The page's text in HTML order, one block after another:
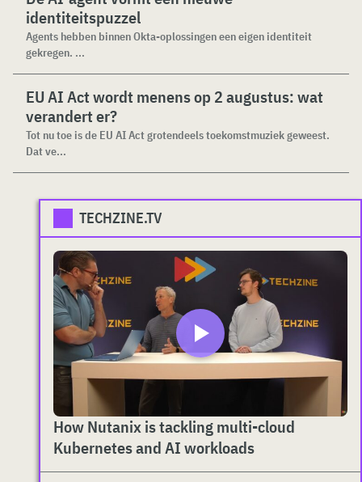
identiteitspuzzel
Agents hebben binnen Okta-oplossingen een eigen identiteit
gekregen. ...
EU AI Act wordt menens op 2 augustus: wat
verandert er?
Tot nu toe is de EU AI Act grotendeels toekomstmuziek geweest.
Dat ve...
TECHZINE.TV
How Nutanix is tackling multi-cloud
Kubernetes and AI workloads